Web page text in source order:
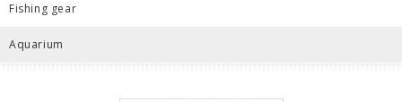
Fishing gear
Aquarium